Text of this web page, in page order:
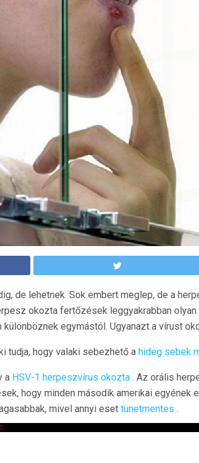
de lehetnek. Sok embert meglep, de a
okozta fertőzések leggyakrabban
egymástól. Ugyanazt a vírust
tudja, hogy valaki sebezhető a hideg sebek
a HSV-1 herpeszvírus okozta . Az orális
hogy minden második amerikai
mivel annyi eset tünetmentes .